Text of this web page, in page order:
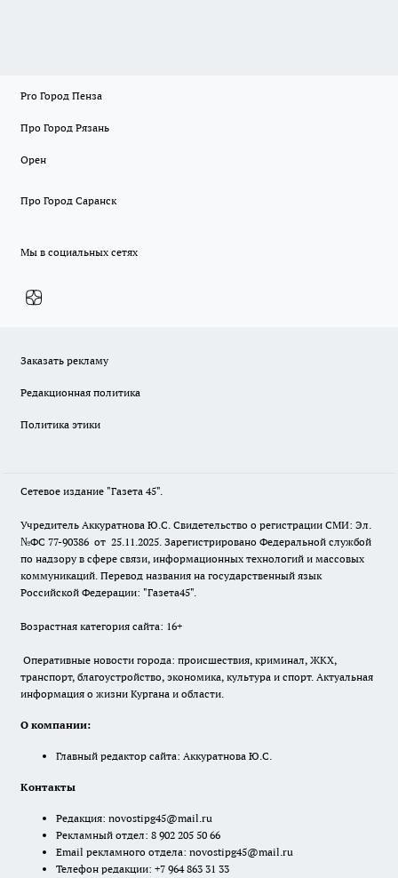
Pro Город Пенза
Про Город Рязань
Орен
Про Город Саранск
Мы в социальных сетях
Заказать рекламу
Редакционная политика
Политика этики
Сетевое издание "Газета 45".
Учредитель Аккуратнова Ю.С. Свидетельство о регистрации СМИ: Эл.
№ФС 77-90386 от 25.11.2025. Зарегистрировано Федеральной службой
по надзору в сфере связи, информационных технологий и массовых
коммуникаций. Перевод названия на государственный язык
Российской Федерации: "Газета45".
Возрастная категория сайта: 16+
Оперативные новости города: происшествия, криминал, ЖКХ,
транспорт, благоустройство, экономика, культура и спорт. Актуальная
информация о жизни Кургана и области.
О компании:
Главный редактор сайта: Аккуратнова Ю.С.
Контакты
Редакция: novostipg45@mail.ru
Рекламный отдел: 8 902 205 50 66
Email рекламного отдела: novostipg45@mail.ru
Телефон редакции: +7 964 863 31 33